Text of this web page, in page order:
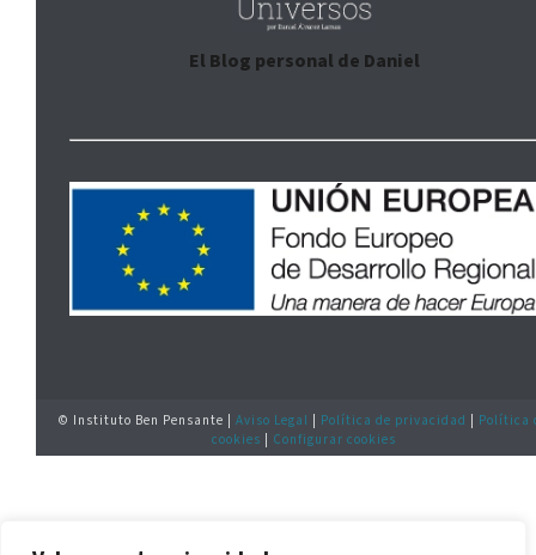
El Blog personal de Daniel
© Instituto Ben Pensante | Aviso Legal | Política de privacidad | Política
cookies | Configurar cookies